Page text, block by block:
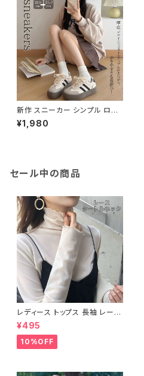
新作 スニーカー シンプル ロー
カット ブラック 黒 カジュアル 美
脚スニーカー
¥1,980
セール中の商品
レディース トップス 長袖 レース
タートルネック ファッション 4色
美ライン
¥495
10%OFF